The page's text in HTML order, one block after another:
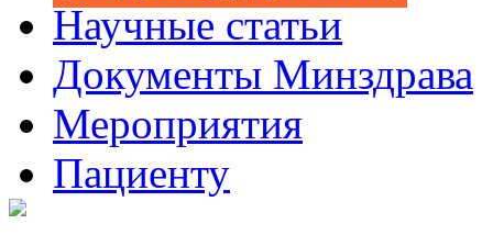
Научные статьи
Документы Минздрава
Мероприятия
Пациенту